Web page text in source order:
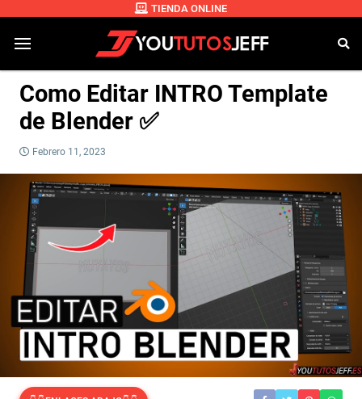
TIENDA ONLINE
Como Editar INTRO Template
de Blender ✅
Febrero 11, 2023